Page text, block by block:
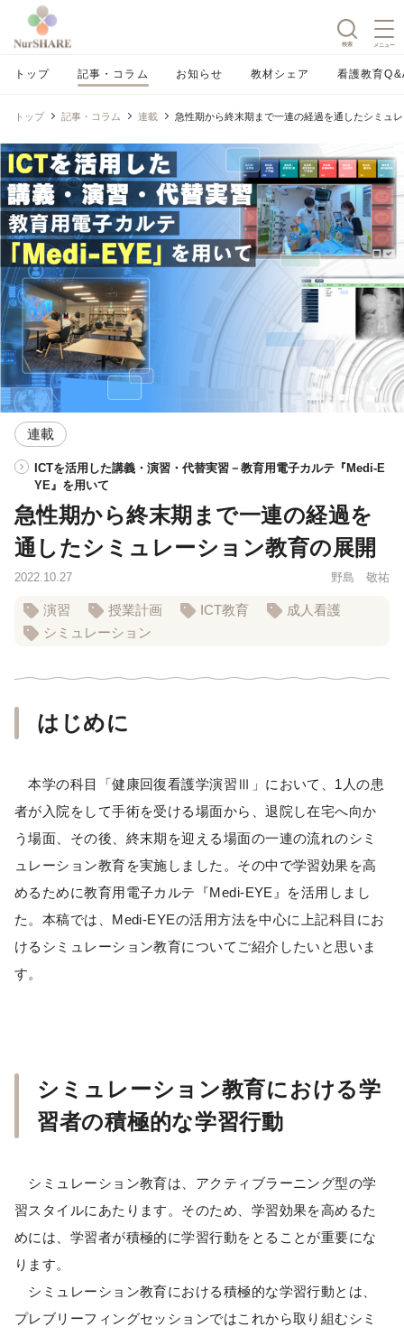
検索 メニュー
トップ 記事・コラム お知らせ 教材シェア 看護教育
トップ 記事・コラム 連載 急性期から終末期まで一連の経過を通したシミュ
連載
ICTを活用した講義・演習・代替実習－教育用電子カルテ『Medi-E
YE』を用いて
急性期から終末期まで一連の経過を
通したシミュレーション教育の展開
2022.10.27 野島 敬祐
演習 授業計画 ICT教育
成人看護
シミュレーション
はじめに
本学の科目「健康回復看護学演習Ⅲ」において、1人の患
者が入院をして手術を受ける場面から、退院し在宅へ向か
う場面、その後、終末期を迎える場面の一連の流れのシミ
ュレーション教育を実施しました。その中で学習効果を高
めるために教育用電子カルテ『Medi-EYE』を活用しまし
た。本稿では、Medi-EYEの活用方法を中心に上記科目にお
けるシミュレーション教育についてご紹介したいと思いま
す。
シミュレーション教育における学
習者の積極的な学習行動
シミュレーション教育は、アクティブラーニング型の学
習スタイルにあたります。そのため、学習効果を高めるた
めには、学習者が積極的に学習行動をとることが重要にな
ります。
シミュレーション教育における積極的な学習行動とは、
プレブリーフィングセッションではこれから取り組むシミ